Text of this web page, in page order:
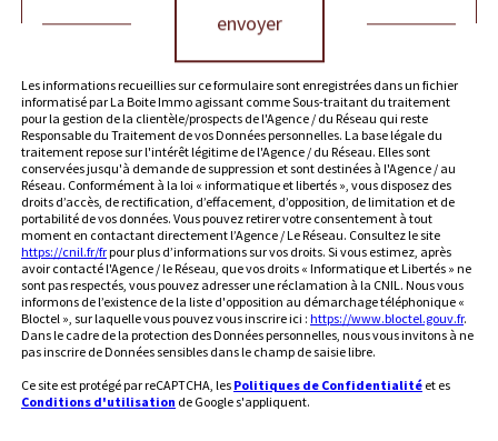
envoyer
Les informations recueillies sur ce formulaire sont enregistrées dans un fichier
informatisé par La Boite Immo agissant comme Sous-traitant du traitement
pour la gestion de la clientèle/prospects de l'Agence / du Réseau qui reste
Responsable du Traitement de vos Données personnelles. La base légale du
traitement repose sur l'intérêt légitime de l'Agence / du Réseau. Elles sont
conservées jusqu'à demande de suppression et sont destinées à l'Agence / au
Réseau. Conformément à la loi « informatique et libertés », vous disposez des
droits d’accès, de rectification, d’effacement, d’opposition, de limitation et de
portabilité de vos données. Vous pouvez retirer votre consentement à tout
moment en contactant directement l’Agence / Le Réseau. Consultez le site
https://cnil.fr/frpour plus d’informations sur vos droits. Si vous estimez, après
avoir contacté l'Agence / le Réseau, que vos droits « Informatique et Libertés » ne
sont pas respectés, vous pouvez adresser une réclamation à la CNIL. Nous vous
informons de l’existence de la liste d'opposition au démarchage téléphonique «
Bloctel », sur laquelle vous pouvez vous inscrire ici : https://www.bloctel.gouv.fr.
Dans le cadre de la protection des Données personnelles, nous vous invitons à ne
pas inscrire de Données sensibles dans le champ de saisie libre.
Ce site est protégé par reCAPTCHA, les Politiques de Confidentialité et es
Conditions d'utilisation de Google s'appliquent.